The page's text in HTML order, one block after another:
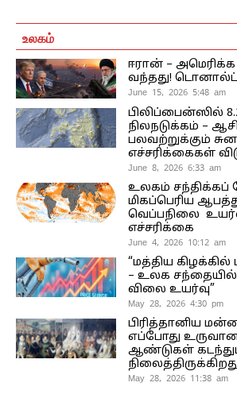
உலகம்
ஈரான் – அமெரிக்க
வந்தது! டொனால்ட்
June 15, 2026 5:48 am
பிலிப்பைன்ஸில்
நிலநடுக்கம் –
பலவற்றுக்கும்
எச்சரிக்கைகள்
June 8, 2026 6:33 am
உலகம் சந்திக்கப்
மிகப்பெரிய
வெப்பநிலை
எச்சரிக்கை
June 4, 2026 10:12 am
“மத்திய
– உலக
விலை உயர்வு”
May 28, 2026 4:30 pm
பிரித்தானிய
எப்போது
ஆண்டுகள்
May 28, 2026 11:38 am